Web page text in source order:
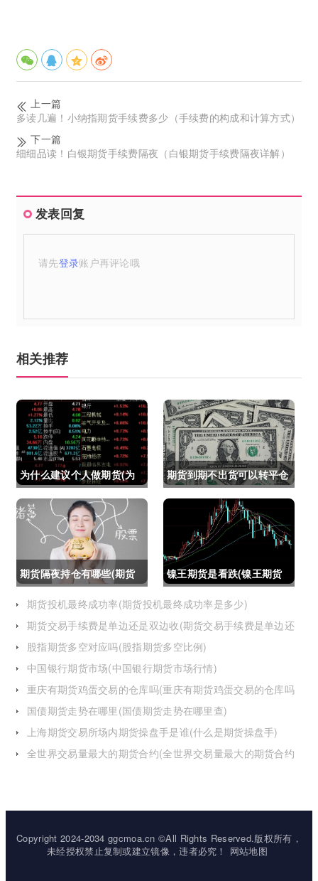
上一篇
多读几遍！小纳指期货手续费多少（手续费的构成和计算方式）
下一篇
细细品读！白银期货手续费隔夜（白银期货手续费隔夜详解）
发表回复
请先登录账户再评论哦
相关推荐
为什么建议个人做期货(为
什么建议个人做期货交易)
期货到期不出货可以转平仓
吗吗(期货如果到期不平仓
怎么办)
期货隔夜持仓有哪些(期货
隔夜持仓有哪些风险)
镍王期货是看跌(镍王期货
是看跌还是看涨)
期货投机最终成功率(期货投机最终成功率是多少)
期货交易手续费是单边还是双边收(期货交易手续费是单边还
股指期货多空对应吗(股指期货多空比例)
中国银行期货市场(中国银行期货市场行情)
重庆有期货鸡蛋交易的仓库吗(重庆有期货鸡蛋交易的仓库吗
国债期货走势在哪里(国债期货走势在哪里查)
上海期货交易所场内期货操盘手是谁(什么是期货操盘手)
全世界交易量最大的期货合约(全世界交易量最大的期货合约
Copyright 2024-2034 ggcmoa.cn ©All Rights Reserved.版权所有，
未经授权禁止复制或建立镜像，违者必究！
网站地图